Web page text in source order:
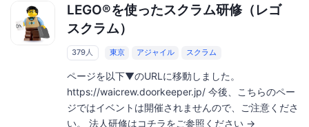
LEGO®を使ったスクラム研修（レゴ
スクラム）
379人 東京 アジャイル スクラム
ページを以下▼のURLに移動しました。
https://waicrew.doorkeeper.jp/ 今後、こちらのペー
ジではイベントは開催されませんので、ご注意くださ
い。 法人研修はコチラをご参照ください →